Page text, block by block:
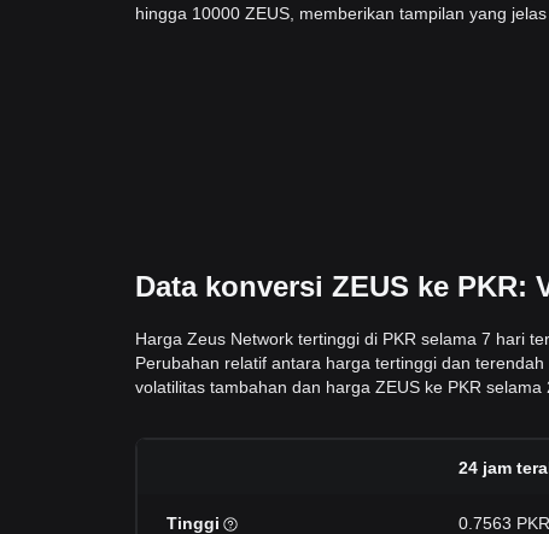
hingga 10000 ZEUS, memberikan tampilan yang
Data konversi ZEUS ke
Harga Zeus Network tertinggi di PKR selama 7 hari
Perubahan relatif antara harga tertinggi dan
volatilitas tambahan dan harga ZEUS ke PKR
24 jam
Tinggi 0.7563 PKR